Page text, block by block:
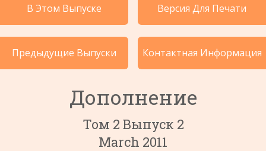
Поиск
В Этом Выпуске Версия Для Печати
Предыдущие Выпуски Контактная Информация
Дополнение
Том 2 Выпуск 2
March 2011